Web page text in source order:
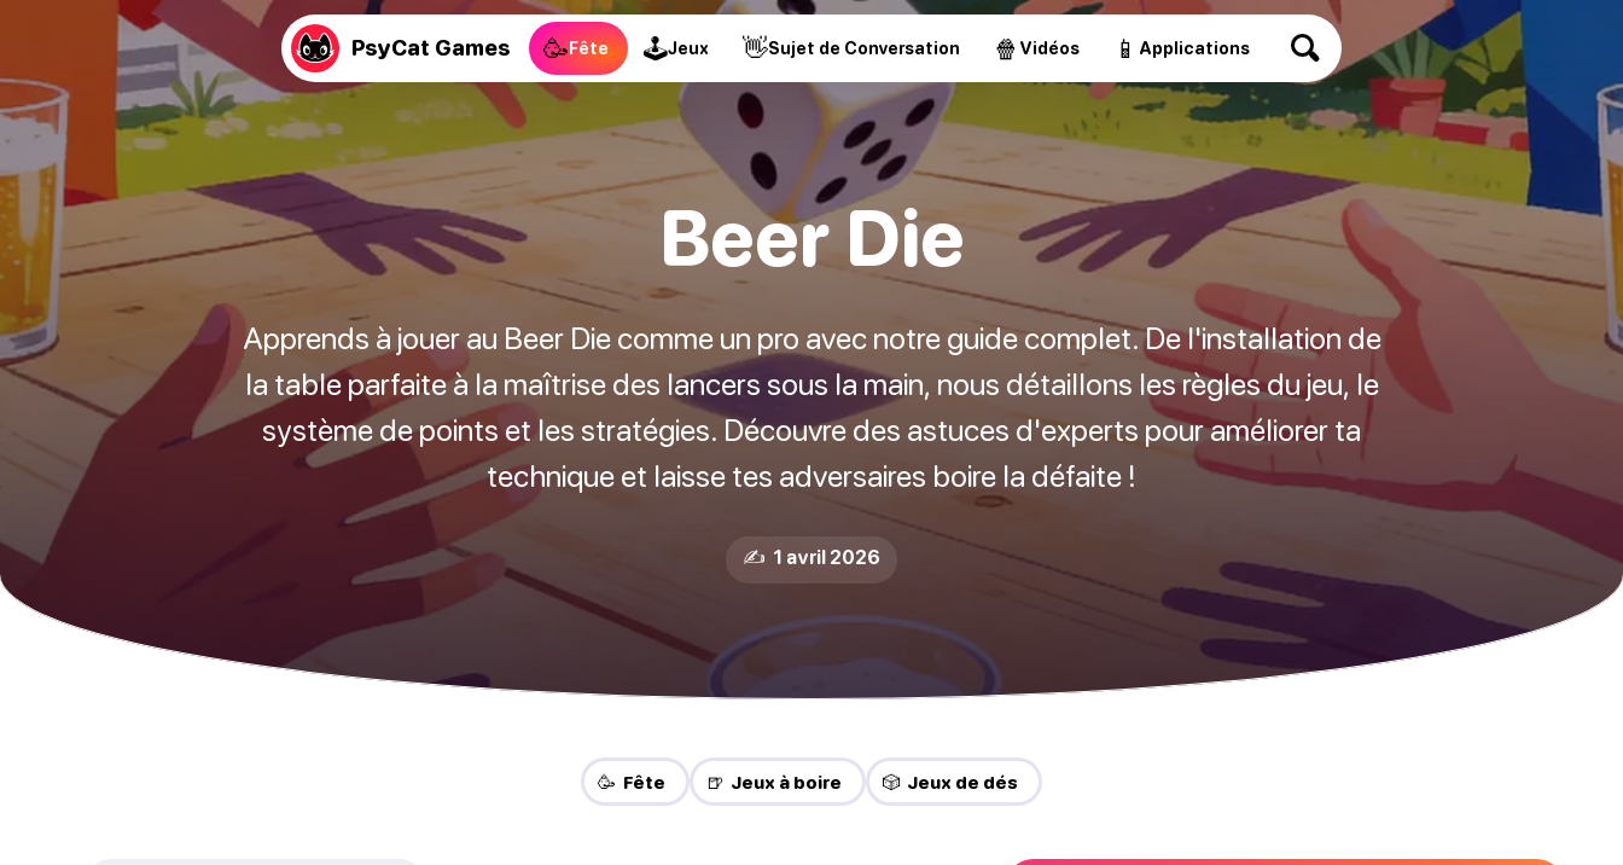
PsyCat Games 🥳Fête 🕹Jeux 👋Sujet de Conversation 🍿 Vidéos 📱 Applications
Beer Die
Apprends à jouer au Beer Die comme un pro avec notre guide complet. De l'installation de
la table parfaite à la maîtrise des lancers sous la main, nous détaillons les règles du jeu, le
système de points et les stratégies. Découvre des astuces d'experts pour améliorer ta
technique et laisse tes adversaires boire la défaite !
✍️ 1 avril 2026
🥳 Fête 🍺 Jeux à boire 🎲 Jeux de dés